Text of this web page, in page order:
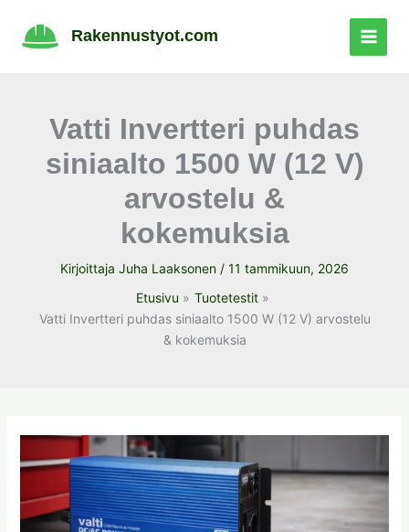
sisältöön
Rakennustyot.com
Vatti Invertteri puhdas
siniaalto 1500 W (12 V)
arvostelu &
kokemuksia
Kirjoittaja Juha Laaksonen / 11 tammikuun, 2026
Etusivu
Tuotetestit
Vatti Invertteri puhdas siniaalto 1500 W (12 V) arvostelu
& kokemuksia